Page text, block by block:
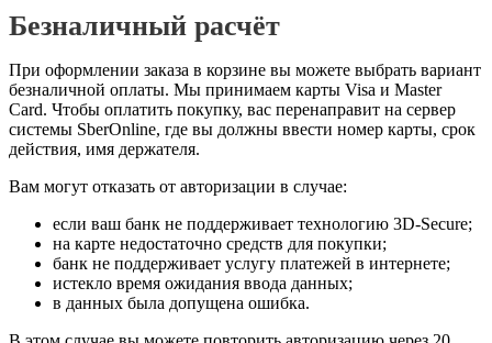
Безналичный расчёт
При оформлении заказа в корзине вы можете выбрать вариант
безналичной оплаты. Мы принимаем карты Visa и Master
Card. Чтобы оплатить покупку, вас перенаправит на сервер
системы SberOnline, где вы должны ввести номер карты, срок
действия, имя держателя.
Вам могут отказать от авторизации в случае:
если ваш банк не поддерживает технологию 3D-Secure;
на карте недостаточно средств для покупки;
банк не поддерживает услугу платежей в интернете;
истекло время ожидания ввода данных;
в данных была допущена ошибка.